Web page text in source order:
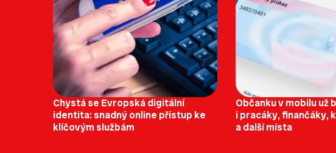
Chystá se Evropská digitální
identita: snadný online přístup ke
klíčovým službám
Občanku v mobilu už
i pracáky, finančáky,
a další místa